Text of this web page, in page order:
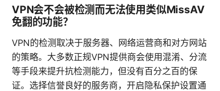
VPN会不会被检测而无法使用类似MissAV
免翻的功能？
VPN的检测取决于服务器、网络运营商和对方网站
的策略。大多数正规VPN提供商会使用混淆、分流
等手段来提升抗检测能力，但没有百分之百的保
证。选择信誉良好的服务商，开启隐私保护设置通